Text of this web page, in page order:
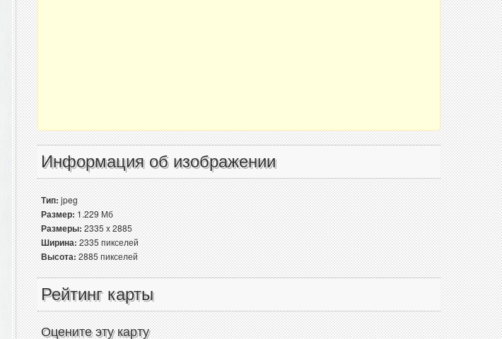
Информация об изображении
Тип:jpeg
Размер:1.229 Мб
Размеры:2335 x 2885
Ширина:2335 пикселей
Высота:2885 пикселей
Рейтинг карты
Оцените эту карту